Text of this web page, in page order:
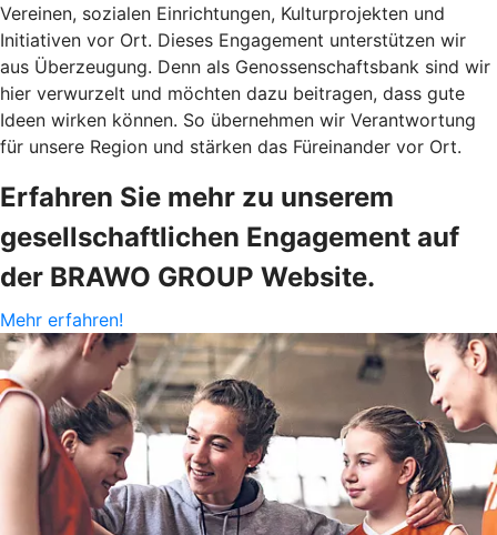
Vereinen, sozialen Einrichtungen, Kulturprojekten und
Initiativen vor Ort. Dieses Engagement unterstützen wir
aus Überzeugung. Denn als Genossenschaftsbank sind wir
hier verwurzelt und möchten dazu beitragen, dass gute
Ideen wirken können. So übernehmen wir Verantwortung
für unsere Region und stärken das Füreinander vor Ort.
Erfahren Sie mehr zu unserem
gesellschaftlichen Engagement auf
der BRAWO GROUP Website.
Mehr erfahren!